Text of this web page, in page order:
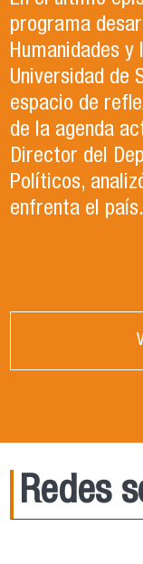
programa
Humanidades
Universidad de
espacio de
de la agenda
Director del
Políticos,
enfrenta el país.
en el año 2023.
ella describe
en la
la Alimentación
Ciencia Política
exitoso
lugar en la
evento, se
conversación,
contexto
Puedes revisar
"Congreso
Redes